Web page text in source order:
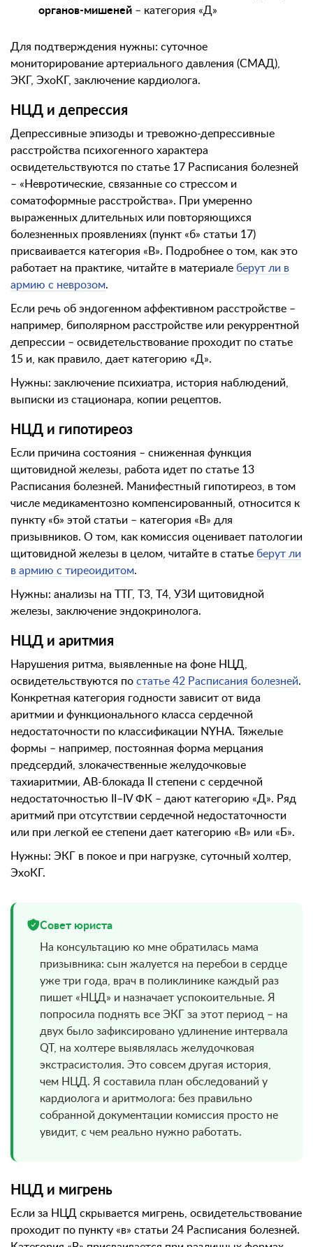
органов-мишеней – категория «Д»
Для подтверждения нужны: суточное
мониторирование артериального давления (СМАД),
ЭКГ, ЭхоКГ, заключение кардиолога.
НЦД и депрессия
Депрессивные эпизоды и тревожно-депрессивные
расстройства психогенного характера
освидетельствуются по статье 17 Расписания болезней
– «Невротические, связанные со стрессом и
соматоформные расстройства». При умеренно
выраженных длительных или повторяющихся
болезненных проявлениях (пункт «б» статьи 17)
присваивается категория «В». Подробнее о том, как это
работает на практике, читайте в материале берут ли в
армию с неврозом.
Если речь об эндогенном аффективном расстройстве –
например, биполярном расстройстве или рекуррентной
депрессии – освидетельствование проходит по статье
15 и, как правило, дает категорию «Д».
Нужны: заключение психиатра, история наблюдений,
выписки из стационара, копии рецептов.
НЦД и гипотиреоз
Если причина состояния – сниженная функция
щитовидной железы, работа идет по статье 13
Расписания болезней. Манифестный гипотиреоз, в том
числе медикаментозно компенсированный, относится к
пункту «б» этой статьи – категория «В» для
призывников. О том, как комиссия оценивает патологии
щитовидной железы в целом, читайте в статье берут ли
в армию с тиреоидитом.
Нужны: анализы на ТТГ, Т3, Т4, УЗИ щитовидной
железы, заключение эндокринолога.
НЦД и аритмия
Нарушения ритма, выявленные на фоне НЦД,
освидетельствуются по статье 42 Расписания болезней.
Конкретная категория годности зависит от вида
аритмии и функционального класса сердечной
недостаточности по классификации NYHA. Тяжелые
формы – например, постоянная форма мерцания
предсердий, злокачественные желудочковые
тахиаритмии, АВ-блокада II степени с сердечной
недостаточностью II–IV ФК – дают категорию «Д». Ряд
аритмий при отсутствии сердечной недостаточности
или при легкой ее степени дает категорию «В» или «Б».
Нужны: ЭКГ в покое и при нагрузке, суточный холтер,
ЭхоКГ.
Совет юриста
На консультацию ко мне обратилась мама
призывника: сын жалуется на перебои в сердце
уже три года, врач в поликлинике каждый раз
пишет «НЦД» и назначает успокоительные. Я
попросила поднять все ЭКГ за этот период – на
двух было зафиксировано удлинение интервала
QT, на холтере выявлялась желудочковая
экстрасистолия. Это совсем другая история,
чем НЦД. Я составила план обследований у
кардиолога и аритмолога: без правильно
собранной документации комиссия просто не
увидит, с чем реально нужно работать.
НЦД и мигрень
Если за НЦД скрывается мигрень, освидетельствование
проходит по пункту «в» статьи 24 Расписания болезней.